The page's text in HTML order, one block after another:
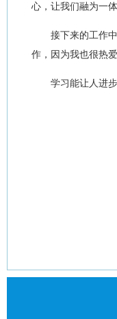
心，让我们融为一
接下来的工作中
作，因为我也很热
学习能让人进步